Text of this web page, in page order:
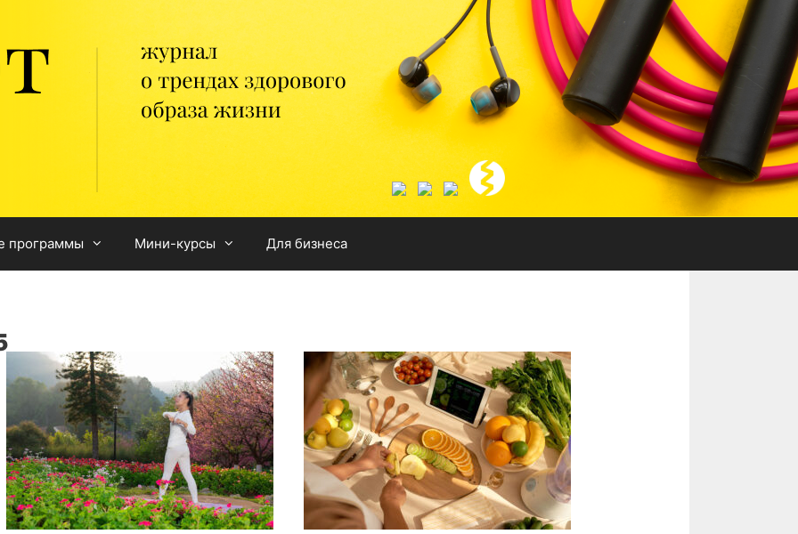
программы Мини-курсы Для бизнеса